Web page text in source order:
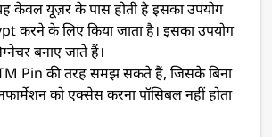
केवल यूज़र के पास होती है इसका उपयोग
करने के लिए किया जाता है। इसका उपयोग
बनाए जाते हैं।
Pin की तरह समझ सकते हैं, जिसके बिना
को एक्सेस करना पॉसिबल नहीं होता